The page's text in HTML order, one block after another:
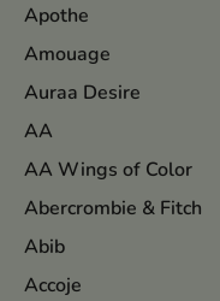
Apothe
Amouage
Auraa Desire
AA
AA Wings of Color
Abercrombie & Fitch
Abib
Accoje